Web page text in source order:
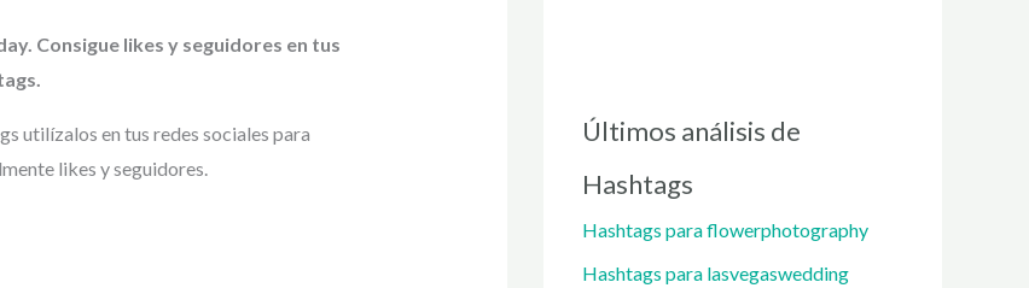
. Consigue likes y seguidores en tus
utilízalos en tus redes sociales para
likes y seguidores.
Últimos análisis de
Hashtags
Hashtags para flowerphotography
Hashtags para lasvegaswedding